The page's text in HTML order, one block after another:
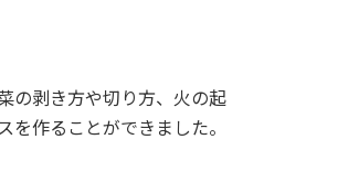
の剥き方や切り方、火の起
作ることができました。